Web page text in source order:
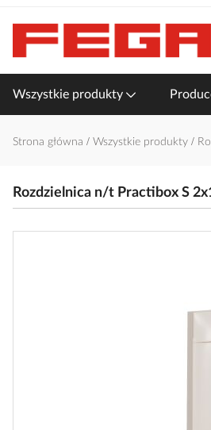
treści
Wszystkie produkty
Strona główna Wszystkie produkty
Rozdzielnica n/t Practibox S